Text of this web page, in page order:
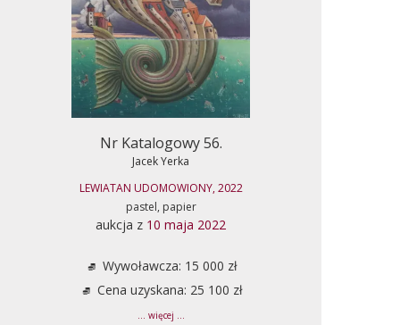
Nr Katalogowy 56.
Jacek Yerka
LEWIATAN UDOMOWIONY, 2022
pastel, papier
aukcja z 10 maja 2022
Wywoławcza: 15 000 zł
Cena uzyskana: 25 100 zł
... więcej ...